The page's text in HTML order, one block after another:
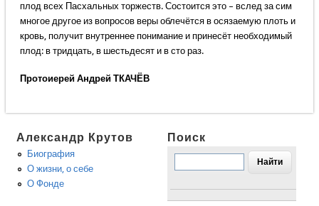
плод всех Пасхальных торжеств. Состоится это – вслед за сим
многое другое из вопросов веры облечётся в осязаемую плоть и
кровь, получит внутреннее понимание и принесёт необходимый
плод: в тридцать, в шестьдесят и в сто раз.
Протоиерей Андрей ТКАЧЁВ
Александр Крутов
Биография
О жизни, о себе
О Фонде
Поиск